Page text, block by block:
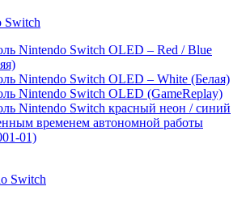
Switch
Nintendo Switch OLED – Red / Blue
Nintendo Switch OLED – White (Белая)
Nintendo Switch OLED (GameReplay)
Nintendo Switch красный неон / синий
временем автономной работы
01)
Switch